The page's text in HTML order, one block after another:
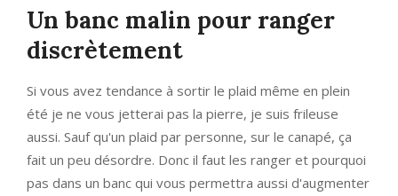
Un banc malin pour ranger
discrètement
Si vous avez tendance à sortir le plaid même en plein
été je ne vous jetterai pas la pierre, je suis frileuse
aussi. Sauf qu'un plaid par personne, sur le canapé, ça
fait un peu désordre. Donc il faut les ranger et pourquoi
pas dans un banc qui vous permettra aussi d'augmenter